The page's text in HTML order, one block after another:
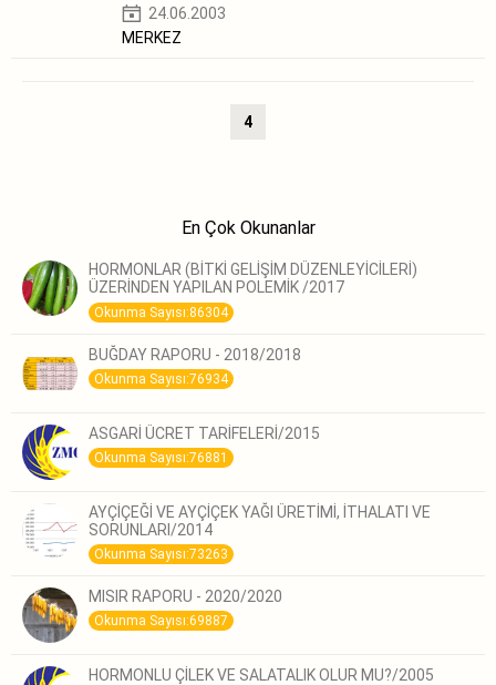
24.06.2003
MERKEZ
4
En Çok Okunanlar
HORMONLAR (BİTKİ GELİŞİM DÜZENLEYİCİLERİ)
ÜZERİNDEN YAPILAN POLEMİK /2017
Okunma Sayısı:86304
BUĞDAY RAPORU - 2018/2018
Okunma Sayısı:76934
ASGARİ ÜCRET TARİFELERİ/2015
Okunma Sayısı:76881
AYÇİÇEĞİ VE AYÇİÇEK YAĞI ÜRETİMİ, İTHALATI VE
SORUNLARI/2014
Okunma Sayısı:73263
MISIR RAPORU - 2020/2020
Okunma Sayısı:69887
HORMONLU ÇİLEK VE SALATALIK OLUR MU?/2005